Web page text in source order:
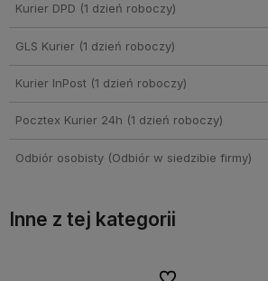
Kurier DPD (1 dzień roboczy)
GLS Kurier(1 dzień roboczy)
Kurier InPost(1 dzień roboczy)
Pocztex Kurier 24h (1 dzień roboczy)
Odbiór osobisty(Odbiór w siedzibie firmy)
Inne z tej kategorii
Do ulubionych
Do ulubionych